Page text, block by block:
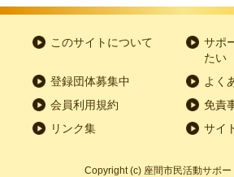
このサイトについて
サポ
たい
登録団体募集中
よく
会員利用規約
免責
リンク集
サイ
Copyright (c) 座間市民活動サポー